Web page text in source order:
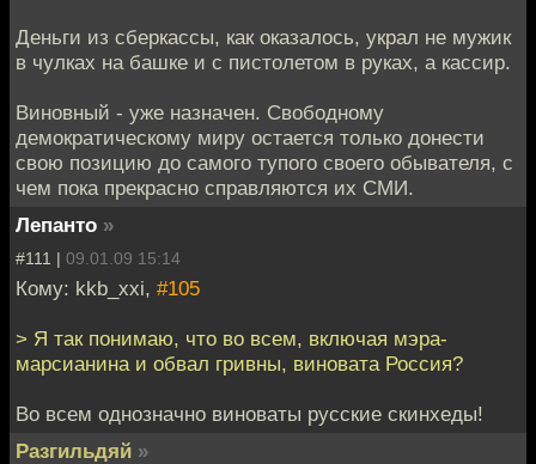
Деньги из сберкассы, как оказалось, украл не мужик
в чулках на башке и с пистолетом в руках, а кассир.
Виновный - уже назначен. Свободному
демократическому миру остается только донести
свою позицию до самого тупого своего обывателя, с
чем пока прекрасно справляются их СМИ.
Лепанто »
#111 | 09.01.09 15:14
Кому: kkb_xxi, #105
> Я так понимаю, что во всем, включая мэра-
марсианина и обвал гривны, виновата Россия?
Во всем однозначно виноваты русские скинхеды!
Разгильдяй »